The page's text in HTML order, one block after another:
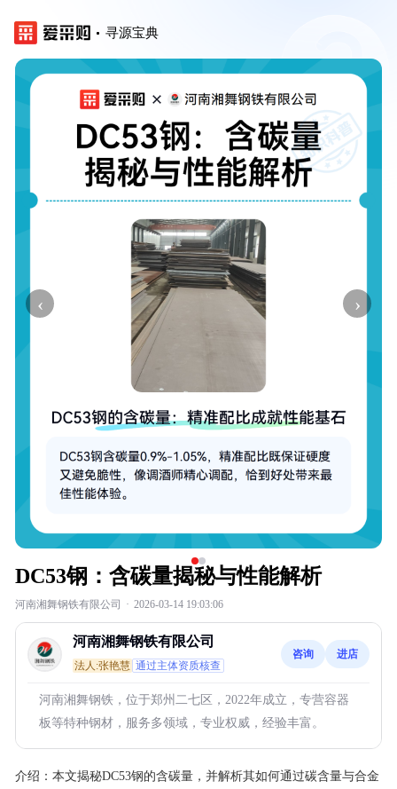
寻源宝典
‹ ›
DC53钢：含碳量揭秘与性能解析
河南湘舞钢铁有限公司 · 2026-03-14 19:03:06
河南湘舞钢铁有限公司
法人:张艳慧 通过主体资质核查
咨询 进店
河南湘舞钢铁，位于郑州二七区，2022年成立，专营容器
板等特种钢材，服务多领域，专业权威，经验丰富。
介绍： 本文揭秘DC53钢的含碳量，并解析其如何通过碳含量与合金